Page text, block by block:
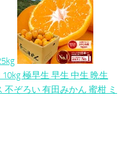
極早生 早生 中生 晩生
不ぞろい 有田みかん 蜜柑 ミ